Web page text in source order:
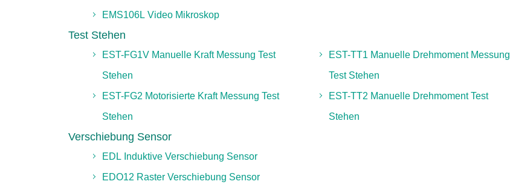
EMS106L Video Mikroskop
Test Stehen
EST-FG1V Manuelle Kraft Messung Test
Stehen
EST-FG2 Motorisierte Kraft Messung Test
Stehen
EST-TT1 Manuelle Drehmoment Messung
Test Stehen
EST-TT2 Manuelle Drehmoment Test
Stehen
Verschiebung Sensor
EDL Induktive Verschiebung Sensor
EDO12 Raster Verschiebung Sensor